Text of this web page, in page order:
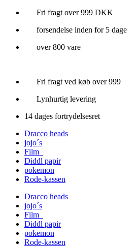
Videre
indhold
Fri fragt over 999 DKK
forsendelse inden for 5 dage
over 800 vare
Fri fragt ved køb over 999
Lynhurtig levering
14 dages fortrydelsesret
Dracco heads
jojo´s
Film
Diddl papir
pokemon
Rode-kassen
Dracco heads
jojo´s
Film
Diddl papir
pokemon
Rode-kassen